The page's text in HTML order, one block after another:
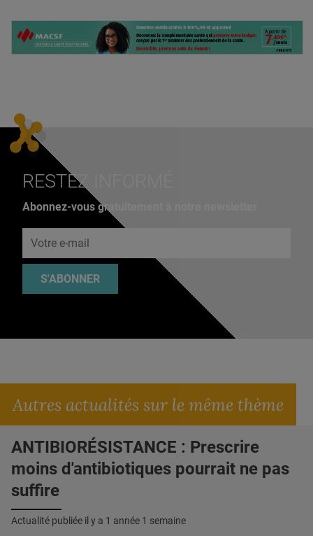
RESTEZ INFORMÉ
Abonnez-vous gratuitement à notre newsletter
S'ABONNER
Autres actualités sur le même thème
ANTIBIORÉSISTANCE : Prescrire
moins d'antibiotiques pourrait ne pas
suffire
Actualité publiée il y a 1 année 1 semaine